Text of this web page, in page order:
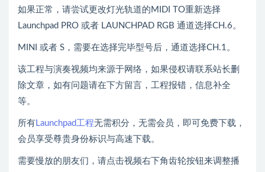
如果正常，请尝试更改灯光轨道的MIDI TO重新选择
Launchpad PRO 或者 LAUNCHPAD RGB 通道选择CH.6。
MINI 或者 S，需要在选择完毕型号后，通道选择CH.1。
该工程与演奏视频均来源于网络，如果侵权请联系站长删
除文章，如有问题请在下方留言，工程报错，信息补全
等。
所有Launchpad工程无需积分，无需会员，即可免费下载，
会员享受尊贵身份标识与高速下载。
需要慢放的朋友们，请点击视频右下角齿轮按钮来调整播